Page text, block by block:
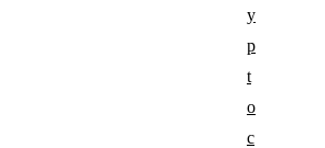
y
p
t
o
c